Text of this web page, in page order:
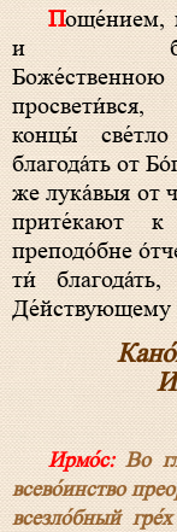
Поще́нием, моли́твами
и
Боже́ственною
концы́
благода́ть от
же лука́выя от
прите́кают
преподо́бне
ти́
Де́йствующему
Ирмо́с:Во
всево́инство
всезло́бный